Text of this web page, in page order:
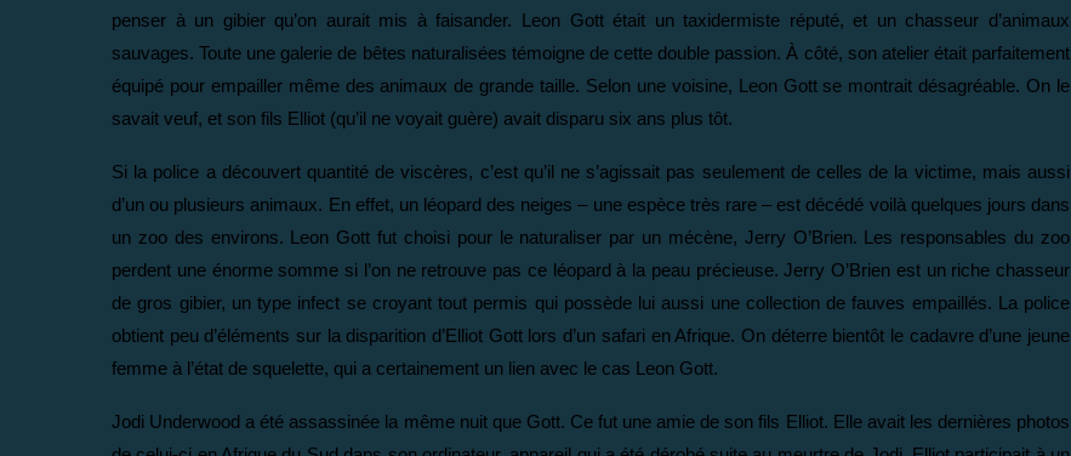
penser à un gibier qu’on aurait mis à faisander. Leon Gott était un taxidermiste réputé, et un chasseur d’animaux
sauvages. Toute une galerie de bêtes naturalisées témoigne de cette double passion. À côté, son atelier était parfaitement
équipé pour empailler même des animaux de grande taille. Selon une voisine, Leon Gott se montrait désagréable. On le
savait veuf, et son fils Elliot (qu’il ne voyait guère) avait disparu six ans plus tôt.
Si la police a découvert quantité de viscères, c’est qu’il ne s’agissait pas seulement de celles de la victime, mais aussi
d’un ou plusieurs animaux. En effet, un léopard des neiges – une espèce très rare – est décédé voilà quelques jours dans
un zoo des environs. Leon Gott fut choisi pour le naturaliser par un mécène, Jerry O’Brien. Les responsables du zoo
perdent une énorme somme si l’on ne retrouve pas ce léopard à la peau précieuse. Jerry O’Brien est un riche chasseur
de gros gibier, un type infect se croyant tout permis qui possède lui aussi une collection de fauves empaillés. La police
obtient peu d’éléments sur la disparition d’Elliot Gott lors d’un safari en Afrique. On déterre bientôt le cadavre d’une jeune
femme à l’état de squelette, qui a certainement un lien avec le cas Leon Gott.
Jodi Underwood a été assassinée la même nuit que Gott. Ce fut une amie de son fils Elliot. Elle avait les dernières photos